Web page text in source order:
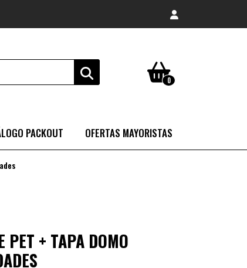
0
PACKOUT OFERTAS MAYORISTAS
PET + TAPA DOMO